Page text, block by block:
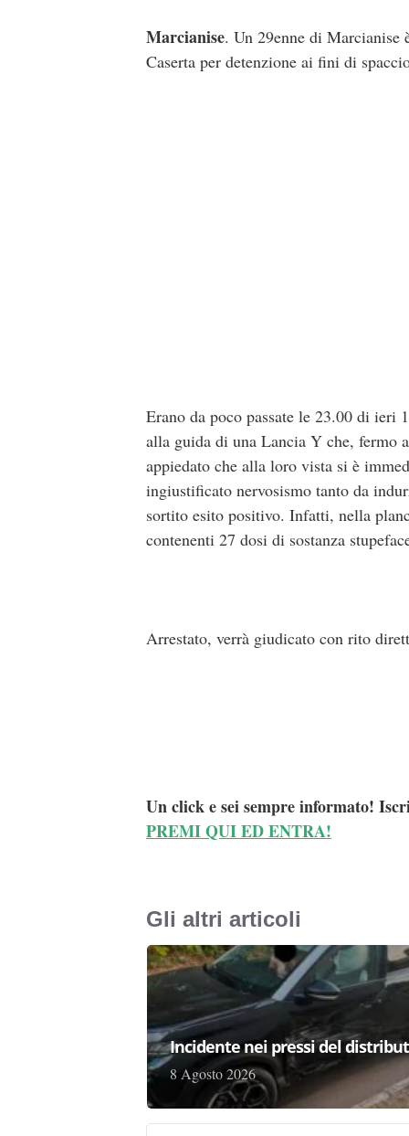
Marcianise. Un 29enne di Marcianise
Caserta per detenzione ai fini di
Erano da poco passate le 23.00 di ieri
alla guida di una Lancia Y che, fermo
appiedato che alla loro vista si è
ingiustificato nervosismo tanto da
sortito esito positivo. Infatti, nella
contenenti 27 dosi di sostanza
Arrestato, verrà giudicato con rito
Un click e sei sempre informato!
PREMI QUI ED ENTRA!
Gli altri articoli
Incidente nei pressi del
8 Agosto 2026